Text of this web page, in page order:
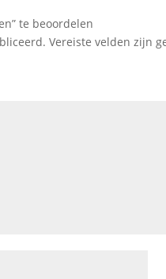
te beoordelen
Vereiste velden zijn